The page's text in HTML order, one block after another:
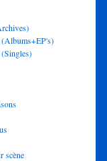
scène